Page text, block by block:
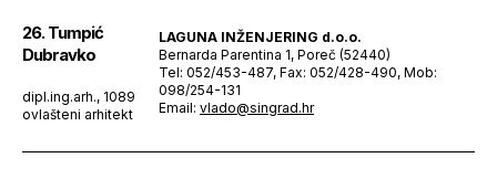
26. Tumpić
Dubravko
dipl.ing.arh., 1089
ovlašteni arhitekt
LAGUNA INŽENJERING d.o.o.
Bernarda Parentina 1, Poreč (52440)
Tel: 052/453-487, Fax: 052/428-490, Mob:
098/254-131
Email: vlado@singrad.hr